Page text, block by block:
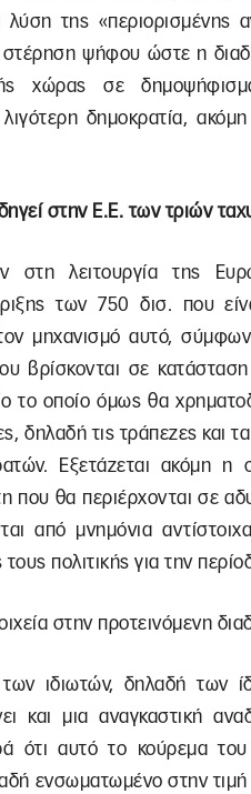
λύση της «περιορισμένης
ψήφου ώστε η
χώρας σε
δημοκρατία,
στην Ε.Ε. των τριών
στη λειτουργία της
των 750 δισ. που
μηχανισμό αυτό,
βρίσκονται σε
το οποίο όμως θα
δηλαδή τις τράπεζες και
Εξετάζεται ακόμη
που θα περιέρχονται σε
από μνημόνια
πολιτικής για την
στην προτεινόμενη
ιδιωτών, δηλαδή των
και μια αναγκαστική
ότι αυτό το κούρεμα του
ενσωματωμένο στην